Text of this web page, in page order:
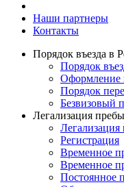
Наши партнеры
Контакты
Порядок въезда в
Порядок
Оформление
Порядок
Безвизовый
Легализация
Легализация
Регистрация
Временное
Временное
Постоянное